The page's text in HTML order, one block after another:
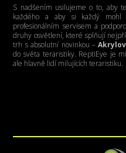
S nadšením usilujeme o to, aby
každého a aby si každý mohl
profesionálním servisem a
druhy osvětlení, které splňují
trh s absolutní novinkou –
do světa teraristiky. ReptiEye je
ale hlavně lidí milujících teraristiku.